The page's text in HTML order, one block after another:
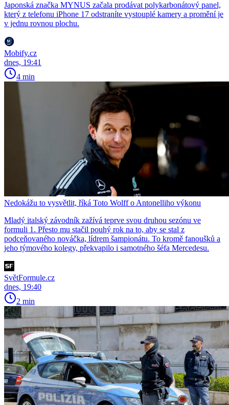
Japonská značka MYNUS začala prodávat polykarbonátový panel,
který z telefonu iPhone 17 odstraníte vystouplé kamery a promění je
v jednu rovnou plochu.
Mobify.cz
dnes, 19:41
4 min
Nedokážu to vysvětlit, říká Toto Wolff o Antonelliho výkonu
Mladý italský závodník zažívá teprve svou druhou sezónu ve
formuli 1. Přesto mu stačil pouhý rok na to, aby se stal z
podceňovaného nováčka, lídrem šampionátu. To kromě fanoušků a
jeho týmového kolegy, překvapilo i samotného šéfa Mercedesu.
SvětFormule.cz
dnes, 19:40
2 min